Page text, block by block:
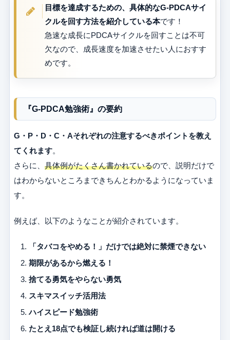
目標を達成するための、具体的なG-PDCAサイ
クルを回す方法を紹介している本です！
急速な成長にPDCAサイクルを回すことは不可
欠なので、成長速度を加速させたい人におすす
めです。
『G-PDCA勉強術』の要約
G・P・D・C・Aそれぞれの注意するべきポイントを教え
てくれます。
さらに、 具体例がたくさん書かれているので、説明だけで
はわからないところまできちんとわかるようになっていま
す。
例えば、以下のようなことが紹介されています。
「タバコをやめる！」だけでは絶対に禁煙できない
期限があるから燃える！
捨てる勇気をやらない勇気
スキマスイッチ活用法
ハイスピード勉強術
たとえ18点でも検証し続ければ道は開ける